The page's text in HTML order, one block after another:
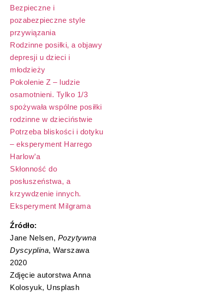
Bezpieczne i
pozabezpieczne style
przywiązania
Rodzinne posiłki, a objawy
depresji u dzieci i
młodzieży
Pokolenie Z – ludzie
osamotnieni. Tylko 1/3
spożywała wspólne posiłki
rodzinne w dzieciństwie
Potrzeba bliskości i dotyku
– eksperyment Harrego
Harlow’a
Skłonność do
posłuszeństwa, a
krzywdzenie innych.
Eksperyment Milgrama
Źródło:
Jane Nelsen, Pozytywna
Dyscyplina, Warszawa
2020
Zdjęcie autorstwa Anna
Kolosyuk, Unsplash